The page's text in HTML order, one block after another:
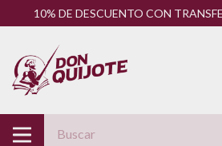
10% DE DESCUENTO CON